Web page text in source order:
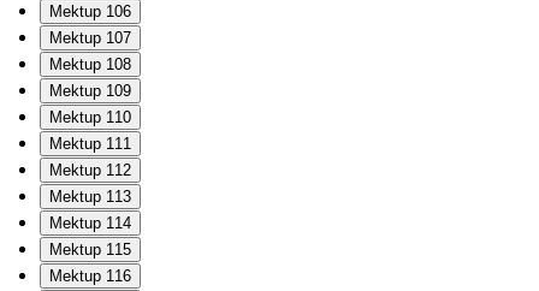
Mektup 106
Mektup 107
Mektup 108
Mektup 109
Mektup 110
Mektup 111
Mektup 112
Mektup 113
Mektup 114
Mektup 115
Mektup 116